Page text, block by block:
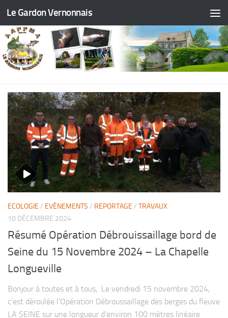
Le Gardon Vernonnais
ECOLOGIE / EVÈNEMENTS / REPORTAGE / TRAVAUX
10 DÉCEMBRE 2024
Résumé Opération Débrouissaillage bord de
Seine du 15 Novembre 2024 – La Chapelle
Longueville
Bonjour à toutes et à tous, Le vendredi 15 novembre 2024,
c’est déroulée l’Opération Débroussaillage des berges du fleuve
LA SEINE sur une longueur d’environ 100 mètres linéaire